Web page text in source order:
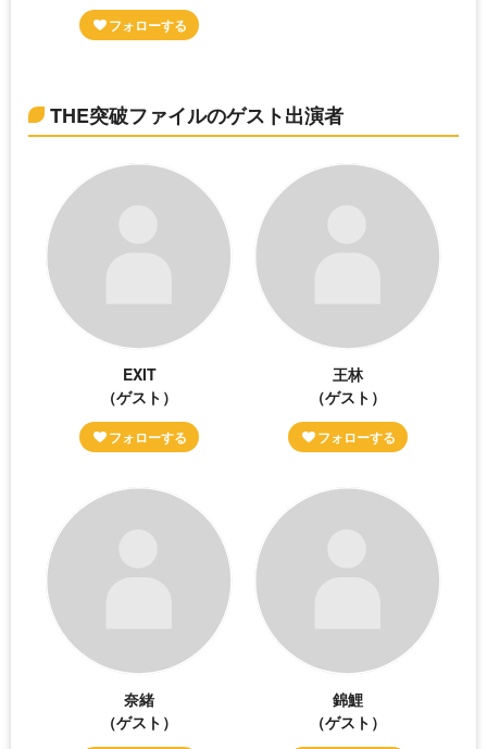
THE突破ファイルのゲスト出演者
EXIT
（ゲスト）
王林
（ゲスト）
奈緒
（ゲスト）
錦鯉
（ゲスト）